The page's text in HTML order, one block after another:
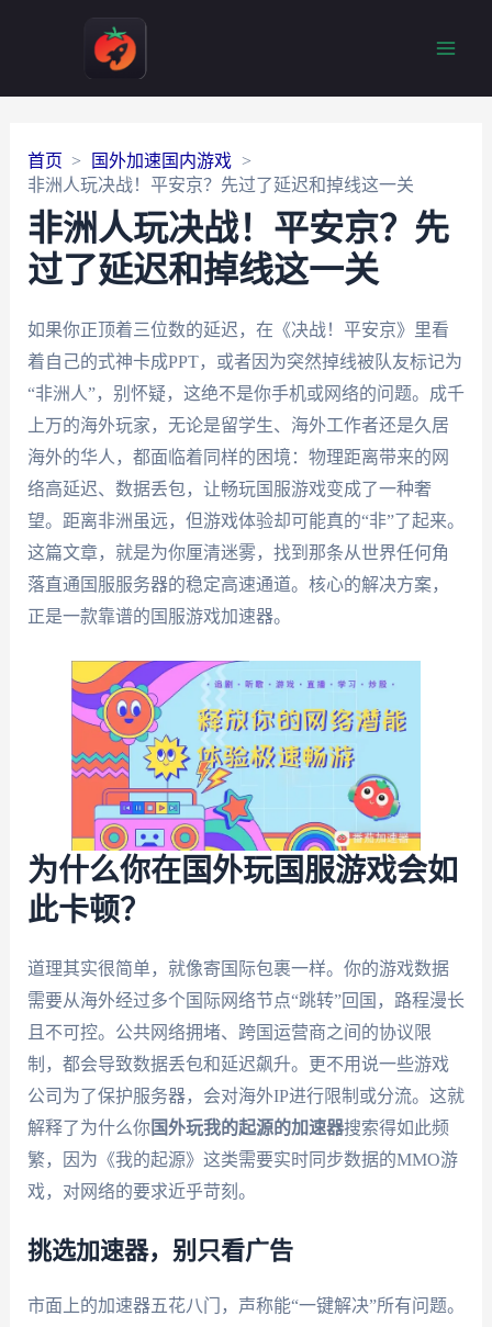
首页
国外加速国内游戏
非洲人玩决战！平安京？先过了延迟和掉线这一关
非洲人玩决战！平安京？先
过了延迟和掉线这一关
如果你正顶着三位数的延迟，在《决战！平安京》里看
着自己的式神卡成PPT，或者因为突然掉线被队友标记为
“非洲人”，别怀疑，这绝不是你手机或网络的问题。成千
上万的海外玩家，无论是留学生、海外工作者还是久居
海外的华人，都面临着同样的困境：物理距离带来的网
络高延迟、数据丢包，让畅玩国服游戏变成了一种奢
望。距离非洲虽远，但游戏体验却可能真的“非”了起来。
这篇文章，就是为你厘清迷雾，找到那条从世界任何角
落直通国服服务器的稳定高速通道。核心的解决方案，
正是一款靠谱的国服游戏加速器。
为什么你在国外玩国服游戏会如
此卡顿？
道理其实很简单，就像寄国际包裹一样。你的游戏数据
需要从海外经过多个国际网络节点“跳转”回国，路程漫长
且不可控。公共网络拥堵、跨国运营商之间的协议限
制，都会导致数据丢包和延迟飙升。更不用说一些游戏
公司为了保护服务器，会对海外IP进行限制或分流。这就
解释了为什么你国外玩我的起源的加速器搜索得如此频
繁，因为《我的起源》这类需要实时同步数据的MMO游
戏，对网络的要求近乎苛刻。
挑选加速器，别只看广告
市面上的加速器五花八门，声称能“一键解决”所有问题。